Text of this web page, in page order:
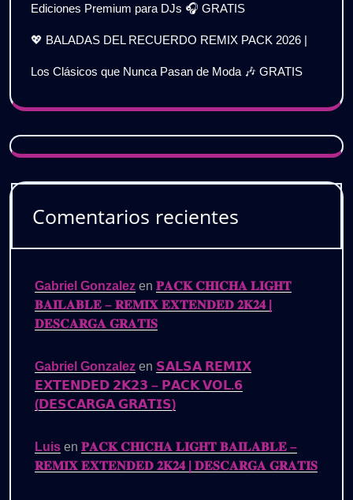
Ediciones Premium para DJs 🎧 GRATIS
💖 BALADAS DEL RECUERDO REMIX PACK 2026 |
Los Clásicos que Nunca Pasan de Moda 🎶 GRATIS
Comentarios recientes
Gabriel Gonzalez en 𝐏𝐀𝐂𝐊 𝐂𝐇𝐈𝐂𝐇𝐀 𝐋𝐈𝐆𝐇𝐓
𝐁𝐀𝐈𝐋𝐀𝐁𝐋𝐄 – 𝐑𝐄𝐌𝐈𝐗 𝐄𝐗𝐓𝐄𝐍𝐃𝐄𝐃 𝟐𝐊𝟐𝟒 |
𝐃𝐄𝐒𝐂𝐀𝐑𝐆𝐀 𝐆𝐑𝐀𝐓𝐈𝐒
Gabriel Gonzalez en 𝗦𝗔𝗟𝗦𝗔 𝗥𝗘𝗠𝗜𝗫
𝗘𝗫𝗧𝗘𝗡𝗗𝗘𝗗 𝟮𝗞𝟮𝟯 – 𝗣𝗔𝗖𝗞 𝗩𝗢𝗟.𝟲
(𝗗𝗘𝗦𝗖𝗔𝗥𝗚𝗔 𝗚𝗥𝗔𝗧𝗜𝗦)
Luis en 𝐏𝐀𝐂𝐊 𝐂𝐇𝐈𝐂𝐇𝐀 𝐋𝐈𝐆𝐇𝐓 𝐁𝐀𝐈𝐋𝐀𝐁𝐋𝐄 –
𝐑𝐄𝐌𝐈𝐗 𝐄𝐗𝐓𝐄𝐍𝐃𝐄𝐃 𝟐𝐊𝟐𝟒 | 𝐃𝐄𝐒𝐂𝐀𝐑𝐆𝐀 𝐆𝐑𝐀𝐓𝐈𝐒